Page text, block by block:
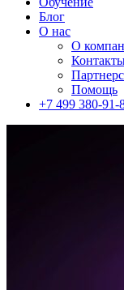
Блог
О нас
О
Помощь
+7 499 380-91-